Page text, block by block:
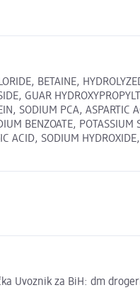
BETAINE,
GUAR
SODIUM PCA,
BENZOATE,
ACID, SODIUM
Uvoznik za BiH: dm